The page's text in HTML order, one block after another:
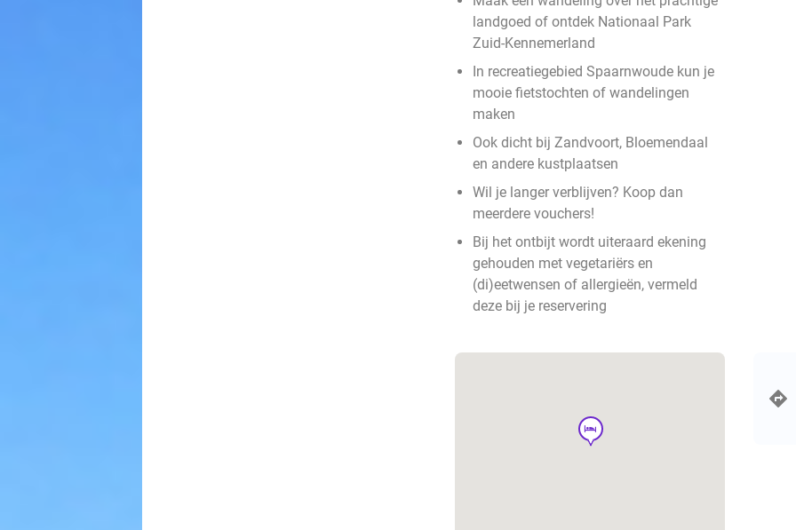
landgoed of ontdek Nationaal Park
Zuid-Kennemerland
In recreatiegebied Spaarnwoude kun je
mooie fietstochten of wandelingen
maken
Ook dicht bij Zandvoort, Bloemendaal
en andere kustplaatsen
Wil je langer verblijven? Koop dan
meerdere vouchers!
Bij het ontbijt wordt uiteraard ekening
gehouden met vegetariërs en
(di)eetwensen of allergieën, vermeld
deze bij je reservering
hotel